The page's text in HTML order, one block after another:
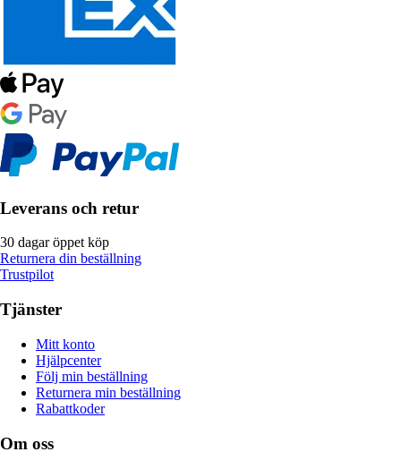
Leverans och retur
30 dagar öppet köp
Returnera din beställning
Trustpilot
Tjänster
Mitt konto
Hjälpcenter
Följ min beställning
Returnera min beställning
Rabattkoder
Om oss